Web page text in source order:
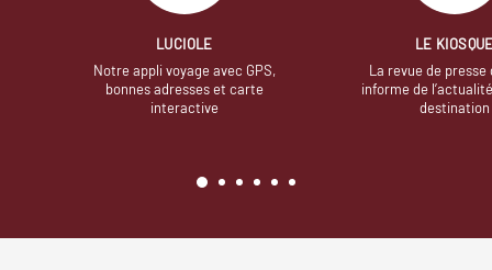
LUCIOLE
Notre appli voyage avec GPS,
bonnes adresses et carte
interactive
LE
La revue de presse
informe de
destination